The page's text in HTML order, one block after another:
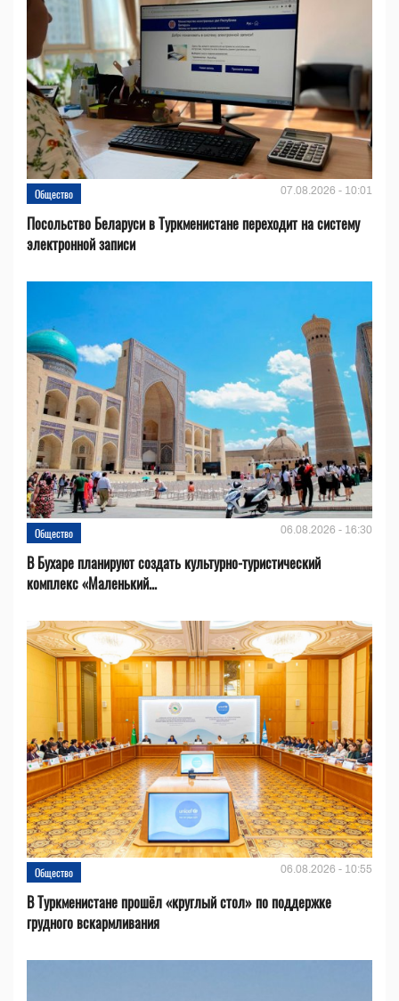
Общество 07.08.2026 - 10:01
Посольство Беларуси в Туркменистане переходит на систему
электронной записи
Общество 06.08.2026 - 16:30
В Бухаре планируют создать культурно-туристический
комплекс «Маленький...
Общество 06.08.2026 - 10:55
В Туркменистане прошёл «круглый стол» по поддержке
грудного вскармливания